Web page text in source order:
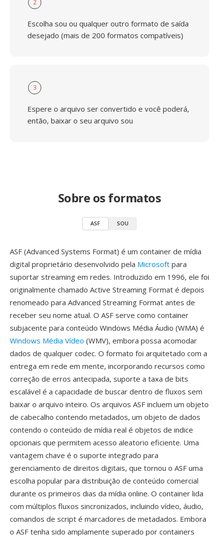
2
Escolha sou ou qualquer outro formato de saída
desejado (mais de 200 formatos compatíveis)
3
Espere o arquivo ser convertido e você poderá,
então, baixar o seu arquivo sou
Sobre os formatos
ASF SOU
ASF (Advanced Systems Format) é um container de mídia
digital proprietário desenvolvido pela Microsoft para
suportar streaming em redes. Introduzido em 1996, ele foi
originalmente chamado Active Streaming Format é depois
renomeado para Advanced Streaming Format antes de
receber seu nome atual. O ASF serve como container
subjacente para conteúdo Windows Média Áudio (WMA) é
Windows Média Vídeo (WMV), embora possa acomodar
dados de qualquer codec. O formato foi arquitetado com a
entrega em rede em mente, incorporando recursos como
correção de erros antecipada, suporte a taxa de bits
escalável é a capacidade de buscar dentro de fluxos sem
baixar o arquivo inteiro. Os arquivos ASF incluem um objeto
de cabecalho contendo metadados, um objeto de dados
contendo o conteúdo de mídia real é objetos de indice
opcionais que permitem acesso aleatorio eficiente. Uma
vantagem chave é o suporte integrado para
gerenciamento de direitos digitais, que tornou o ASF uma
escolha popular para distribuição de conteúdo comercial
durante os primeiros dias da mídia online. O container lida
com múltiplos fluxos sincronizados, incluindo vídeo, áudio,
comandos de script é marcadores de metadados. Embora
o ASF tenha sido amplamente superado por containers